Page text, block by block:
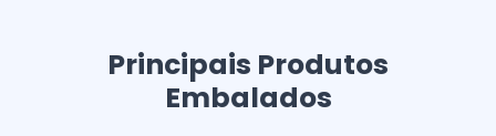
Principais Produtos
Embalados